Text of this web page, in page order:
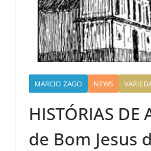
MARCIO ZAGO NEWS
HISTÓRIAS DE
de Bom Jesus